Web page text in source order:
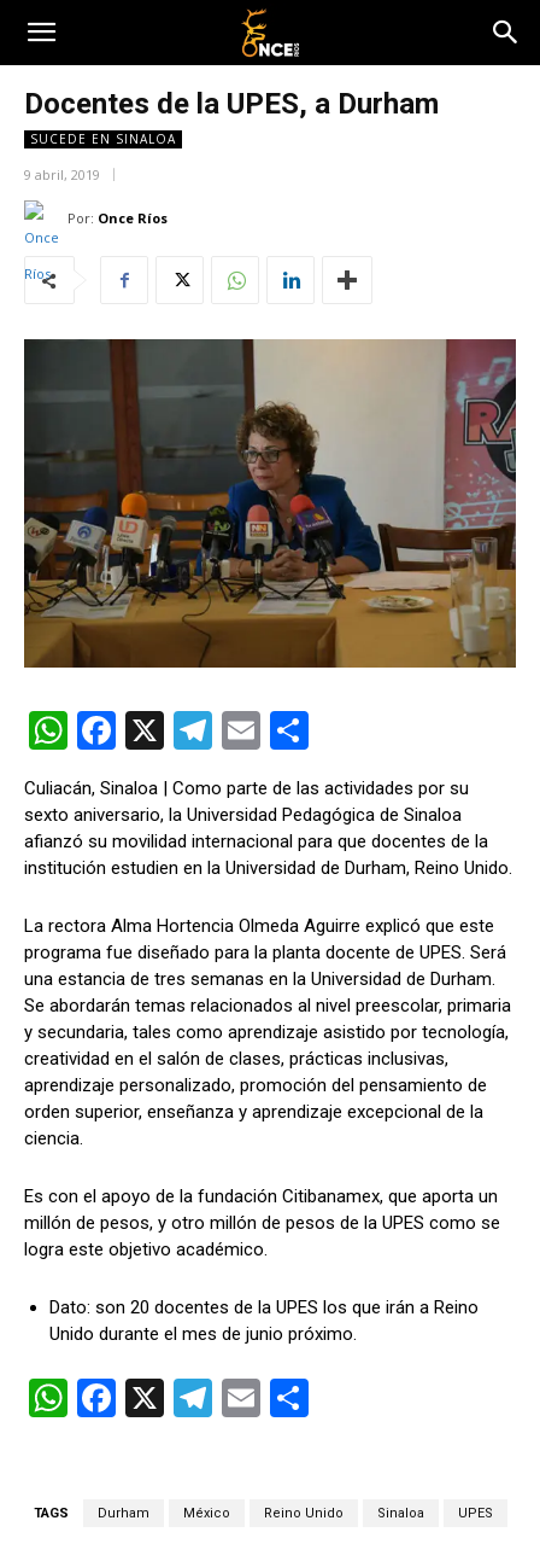
Docentes de la UPES, a Durham
SUCEDE EN SINALOA
9 abril, 2019
Por: Once Ríos
W
h
at
s
A
p
p
F
a
ce
b
o
o
k
X
T
e
gr
a
m
E
m
ail m
p
ar
tir
Culiacán, Sinaloa | Como parte de las actividades por su
sexto aniversario, la Universidad Pedagógica de Sinaloa
afianzó su movilidad internacional para que docentes de la
institución estudien en la Universidad de Durham, Reino Unido.
La rectora Alma Hortencia Olmeda Aguirre explicó que este
programa fue diseñado para la planta docente de UPES. Será
una estancia de tres semanas en la Universidad de Durham.
Se abordarán temas relacionados al nivel preescolar, primaria
y secundaria, tales como aprendizaje asistido por tecnología,
creatividad en el salón de clases, prácticas inclusivas,
aprendizaje personalizado, promoción del pensamiento de
orden superior, enseñanza y aprendizaje excepcional de la
ciencia.
Es con el apoyo de la fundación Citibanamex, que aporta un
millón de pesos, y otro millón de pesos de la UPES como se
logra este objetivo académico.
Dato: son 20 docentes de la UPES los que irán a Reino
Unido durante el mes de junio próximo.
W F
b
X
T
gr
E
p
TAGS Durham México Reino Unido Sinaloa UPES